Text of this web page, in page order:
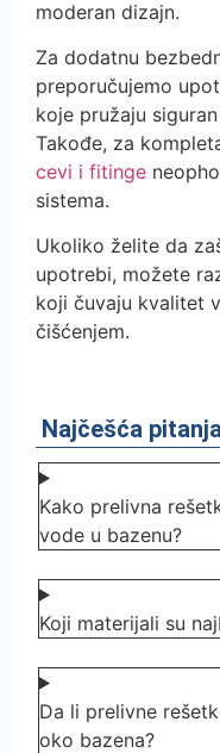
moderan dizajn.
Za dodatnu
preporučujemo
koje pružaju
Takođe, za
cevi i fitinge
sistema.
Ukoliko želite da
upotrebi, možete
koji čuvaju kvalitet
čišćenjem.
Najčešća
Kako prelivna
vode u bazenu?
Koji materijali su
Da li prelivne
oko bazena?